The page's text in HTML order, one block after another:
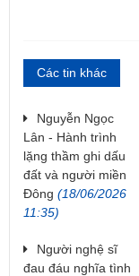
Các tin khác
Nguyễn Ngọc
Lân - Hành trình
lặng thầm ghi dấu
đất và người miền
Đông (18/06/2026
11:35)
Người nghệ sĩ
đau đáu nghĩa tình